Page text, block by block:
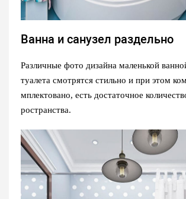
Ванна и санузел раздельно
Различные фото дизайна маленькой
туалета смотрятся стильно и при этом
мплектовано, есть достаточное
ространства.